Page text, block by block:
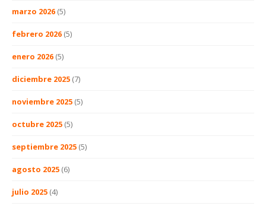
marzo 2026 (5)
febrero 2026 (5)
enero 2026 (5)
diciembre 2025 (7)
noviembre 2025 (5)
octubre 2025 (5)
septiembre 2025 (5)
agosto 2025 (6)
julio 2025 (4)